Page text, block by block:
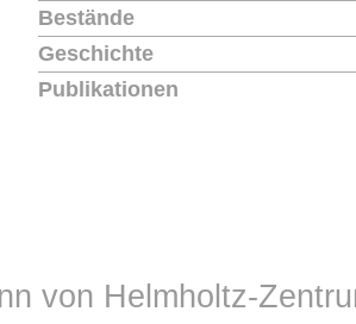
Bestände
Geschichte
Publikationen
von Helmholtz-